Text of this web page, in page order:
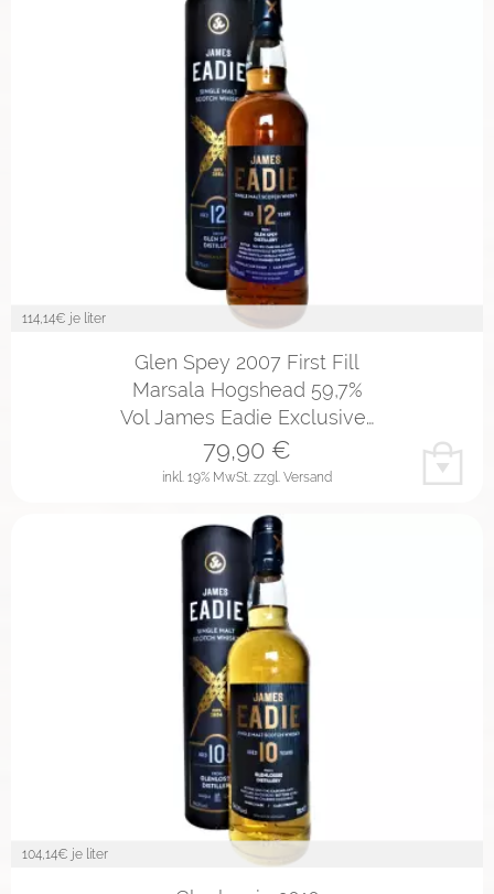
114,14€ je liter
Glen Spey 2007 First Fill
Marsala Hogshead 59,7%
Vol James Eadie Exclusive…
inkl. 19% MwSt. zzgl. Versand
79,90 €
104,14€ je liter